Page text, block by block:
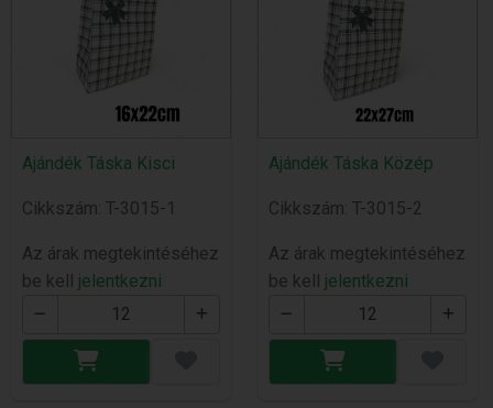
Ajándék Táska Kisci
Cikkszám: T-3015-1
Az árak megtekintéséhez
be kell jelentkezni
Ajándék Táska Közép
Cikkszám: T-3015-2
Az árak megtekintéséhez
be kell jelentkezni